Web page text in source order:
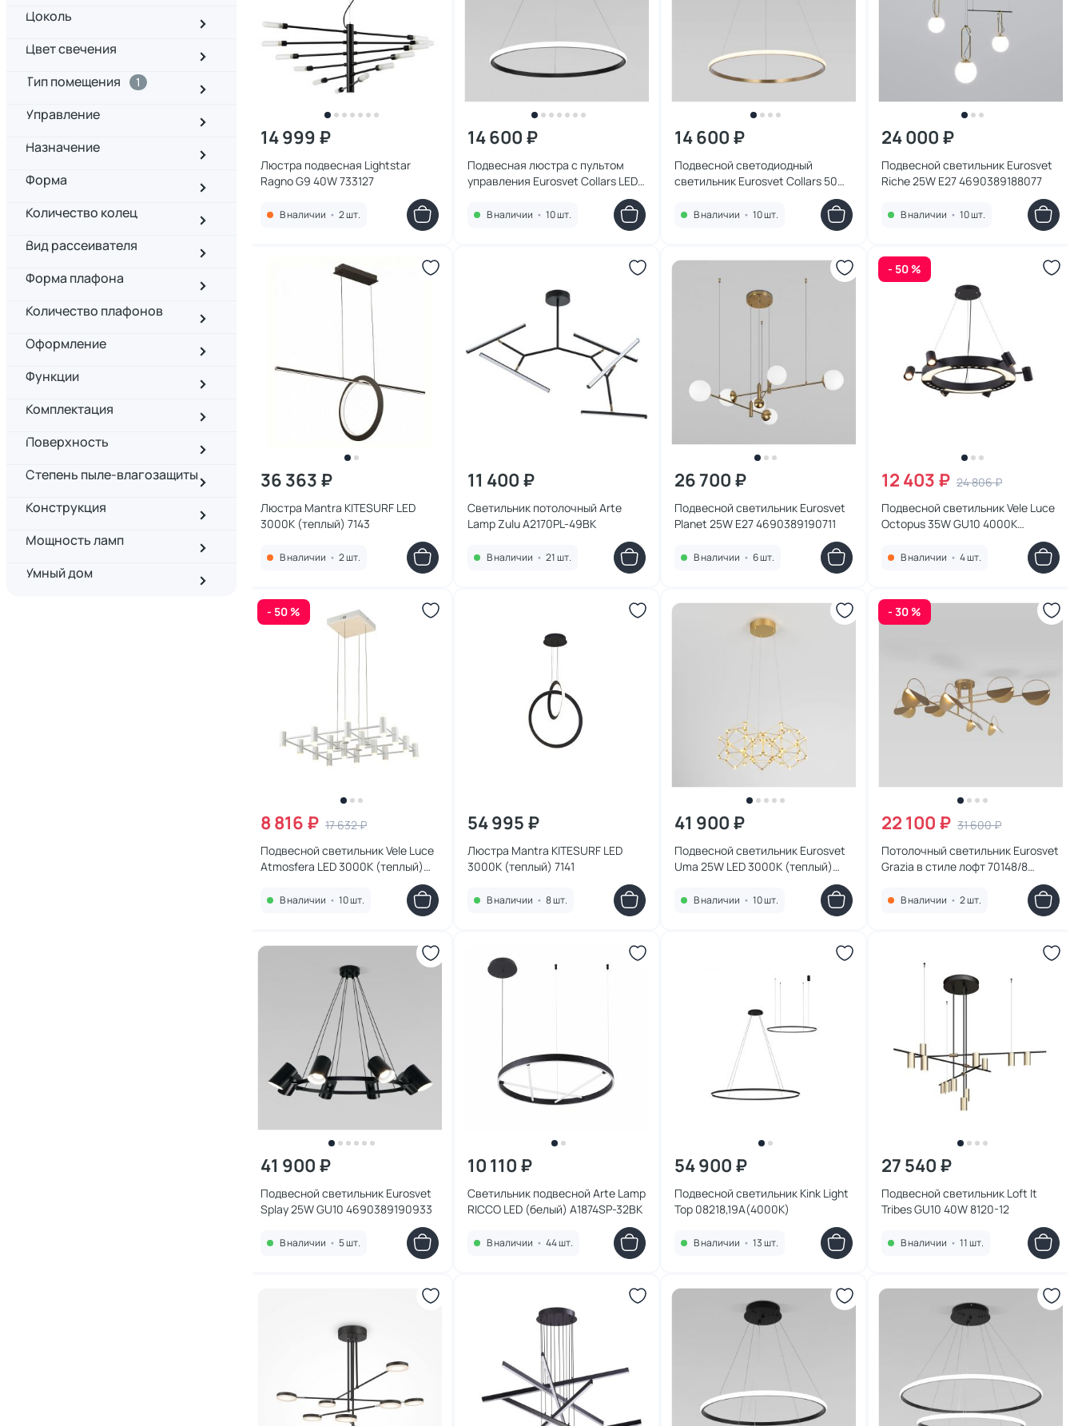
Цоколь
Цвет свечения
Тип помещения
1
Управление
Назначение
Форма
Количество колец
Вид рассеивателя
Форма плафона
Количество плафонов
Оформление
Функции
Комплектация
Поверхность
Степень пыле-влагозащиты
Конструкция
Мощность ламп
Умный дом
14 999 ₽
Люстра подвесная Lightstar
Ragno G9 40W 733127
В наличии • 2 шт.
14 600 ₽
Подвесная люстра с пультом
управления Eurosvet Collars LED
белый, холодный)
В наличии • 10 шт.
14 600 ₽
Подвесной светодиодный
светильник Eurosvet Collars 50W
LED 6500, 4200, 3300К (теплый,
белый, холодный)
В наличии • 10 шт.
24 000 ₽
Подвесной светильник Eurosvet
Riche 25W E27 4690389188077
В наличии • 10 шт.
36 363 ₽
Люстра Mantra KITESURF LED
3000К (теплый) 7143
В наличии • 2 шт.
11 400 ₽
Светильник потолочный Arte
Lamp Zulu A2170PL-49BK
В наличии • 21 шт.
26 700 ₽
Подвесной светильник Eurosvet
Planet 25W E27 4690389190711
В наличии • 6 шт.
- 50 %
12 403 ₽ 24 806 ₽
Подвесной светильник Vele Luce
Octopus 35W GU10 4000К
В наличии • 4 шт.
- 50 %
8 816 ₽ 17 632 ₽
Подвесной светильник Vele Luce
Аtmosfera LED 3000К (теплый)
В наличии • 10 шт.
54 995 ₽
Люстра Mantra KITESURF LED
3000К (теплый) 7141
В наличии • 8 шт.
41 900 ₽
Подвесной светильник Eurosvet
Uma 25W LED 3000К (теплый)
В наличии • 10 шт.
- 30 %
22 100 ₽ 31 600 ₽
Потолочный светильник Eurosvet
Grazia в стиле лофт 70148/8
В наличии • 2 шт.
41 900 ₽
Подвесной светильник Eurosvet
Splay 25W GU10 4690389190933
В наличии • 5 шт.
10 110 ₽
Светильник подвесной Arte Lamp
RICCO LED (белый) A1874SP-32BK
В наличии • 44 шт.
54 900 ₽
Подвесной светильник Kink Light
Тор 08218,19A(4000K)
В наличии • 13 шт.
27 540 ₽
Подвесной светильник Loft It
Tribes GU10 40W 8120-12
В наличии • 11 шт.